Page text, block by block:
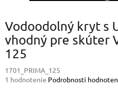
Vodoodolný kryt s
vhodný pre skúter
125
1701_PRIMA_125
Priemerné
1 hodnotenie Podrobnosti